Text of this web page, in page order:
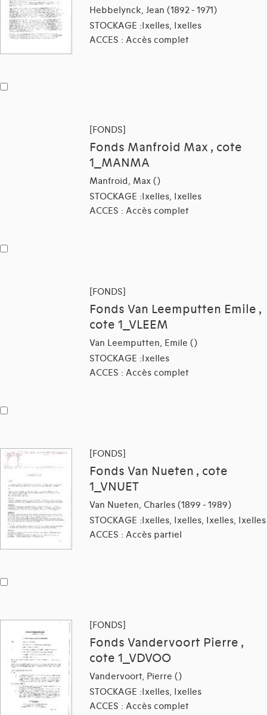
Hebbelynck, Jean (1892 - 1971)
STOCKAGE :Ixelles, Ixelles
ACCES : Accès complet
[FONDS]
Fonds Manfroid Max , cote
1_MANMA
Manfroid, Max ()
STOCKAGE :Ixelles, Ixelles
ACCES : Accès complet
[FONDS]
Fonds Van Leemputten Emile ,
cote 1_VLEEM
Van Leemputten, Emile ()
STOCKAGE :Ixelles
ACCES : Accès complet
[FONDS]
Fonds Van Nueten , cote
1_VNUET
Van Nueten, Charles (1899 - 1989)
STOCKAGE :Ixelles, Ixelles, Ixelles, Ixelles
ACCES : Accès partiel
[FONDS]
Fonds Vandervoort Pierre ,
cote 1_VDVOO
Vandervoort, Pierre ()
STOCKAGE :Ixelles, Ixelles
ACCES : Accès complet